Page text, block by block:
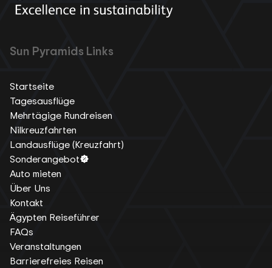
Sun Pyramids Links
Startseite
Tagesausflüge
Mehrtägige Rundreisen
Nilkreuzfahrten
Landausflüge (Kreuzfahrt)
Sonderangebot
Auto mieten
Über Uns
Kontakt
Ägypten Reiseführer
FAQs
Veranstaltungen
Barrierefreies Reisen